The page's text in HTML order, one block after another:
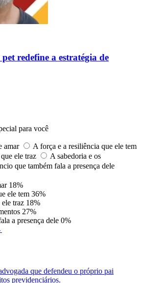
redefine a estratégia de
para você
amar
A força e a resiliência que ele tem
ele traz
A sabedoria e os
que também fala a presença dele
18%
ele tem 36%
traz 18%
27%
a presença dele 0%